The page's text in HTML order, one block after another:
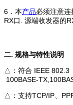
6．本产品必须注意
RX口. 源端收发器的
二. 规格与特性说明
△：符合 IEEE 802.3
100BASE-
△：支持TCP/IP、